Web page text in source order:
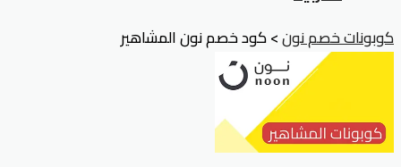
كوبونات خصم نون>كود خصم نون المشاهير